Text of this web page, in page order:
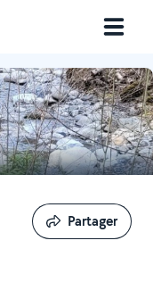
Partager
Partager